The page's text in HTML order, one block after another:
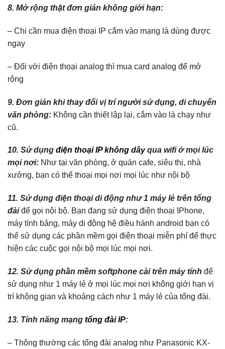
8. Mở rộng thật đơn giản không giới hạn:
– Chi cần mua điện thoại IP cắm vào mạng là dùng được
ngay
– Đối với điện thoại analog thì mua card analog để mở
rộng
9. Đơn giản khi thay đổi vị trí người sử dụng, di chuyển
văn phòng: Không cần thiết lập lại, cắm vào là chạy như
cũ.
10. Sử dụng điện thoại IP không dâyqua wifi ở mọi lúc
mọi nơi: Như tại văn phòng, ở quán cafe, siêu thị, nhà
xưởng, bạn có thể thoại mọi nơi mọi lúc như nội bộ
11. Sử dụng điện thoại di động như 1 máy lẻ trên tổng
đàiđể gọi nội bộ. Bạn đang sử dụng điện thoại IPhone,
máy tính bảng, máy di động hệ điều hành android bạn có
thể sử dụng các phần mềm gọi điện thoại miễn phí để thực
hiện các cuộc gọi nội bộ mọi lúc mọi nơi.
12. Sử dụng phần mềm softphone cài trên máy tính để
sử dụng như 1 máy lẻ ở mọi lúc mọi nơi không giới hạn vị
trí không gian và khoảng cách như 1 máy lẻ của tổng đài.
13. Tính năng mạng tổng đài IP:
– Thông thường các tổng đài analog như Panasonic KX-